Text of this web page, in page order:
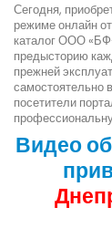
Сегодня,
режиме онлайн
каталог ООО
предысторию
прежней
самостоятельно
посетители
Видео